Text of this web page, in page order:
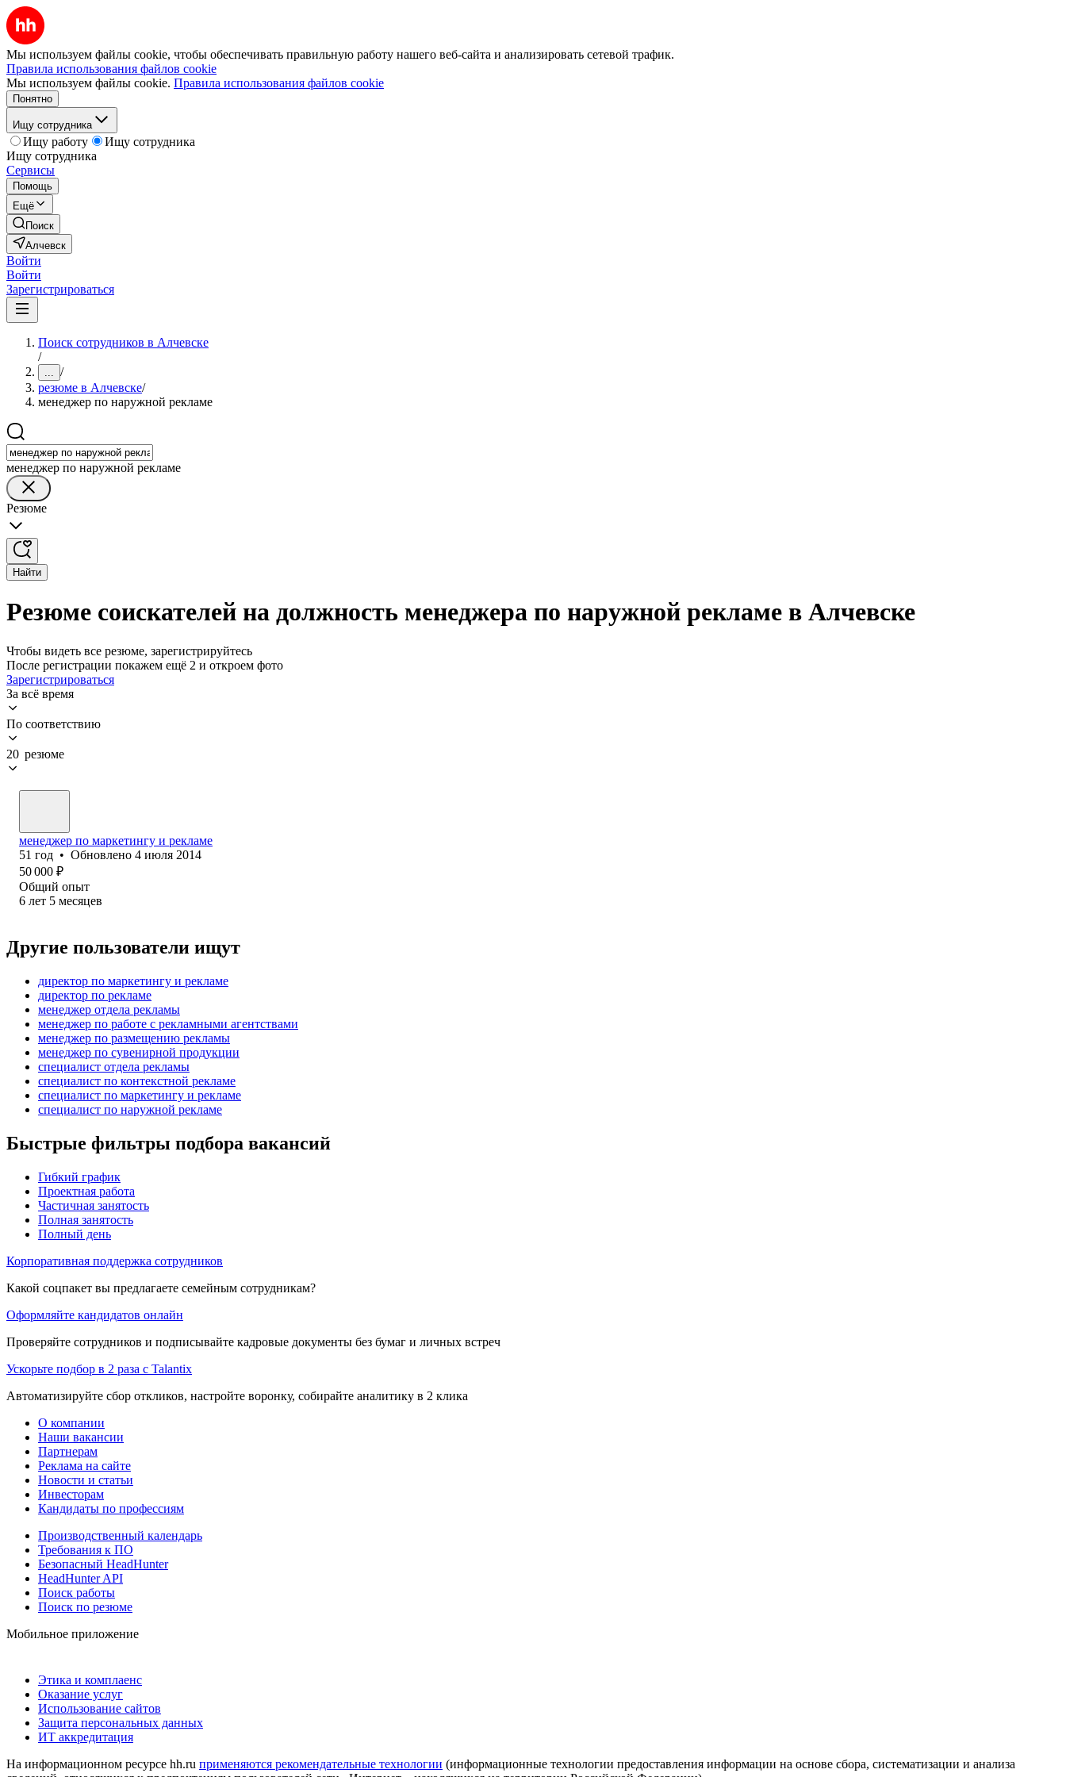
Мы используем файлы cookie, чтобы обеспечивать правильную работу нашего веб-сайта и анализировать сетевой трафик.
Правила использования файлов cookie
Мы используем файлы cookie. Правила использования файлов cookie
Понятно
Ищу сотрудника
Ищу работу
Ищу сотрудника
Ищу сотрудника
Сервисы
Помощь
Ещё
Поиск
Алчевск
Войти
Войти
Зарегистрироваться
Поиск сотрудников в Алчевске
/
... /
резюме в Алчевске/
менеджер по наружной рекламе
менеджер по наружной рекламе
Резюме
Найти
Резюме соискателей на должность менеджера по наружной рекламе в Алчевске
Чтобы видеть все резюме, зарегистрируйтесь
После регистрации покажем ещё 2 и откроем фото
Зарегистрироваться
За всё время
По соответствию
20 резюме
менеджер по маркетингу и рекламе
51 год • Обновлено 4 июля 2014
50 000 ₽
Общий опыт
6 лет 5 месяцев
Другие пользователи ищут
директор по маркетингу и рекламе
директор по рекламе
менеджер отдела рекламы
менеджер по работе с рекламными агентствами
менеджер по размещению рекламы
менеджер по сувенирной продукции
специалист отдела рекламы
специалист по контекстной рекламе
специалист по маркетингу и рекламе
специалист по наружной рекламе
Быстрые фильтры подбора вакансий
Гибкий график
Проектная работа
Частичная занятость
Полная занятость
Полный день
Корпоративная поддержка сотрудников
Какой соцпакет вы предлагаете семейным сотрудникам?
Оформляйте кандидатов онлайн
Проверяйте сотрудников и подписывайте кадровые документы без бумаг и личных встреч
Ускорьте подбор в 2 раза с Talantix
Автоматизируйте сбор откликов, настройте воронку, собирайте аналитику в 2 клика
О компании
Наши вакансии
Партнерам
Реклама на сайте
Новости и статьи
Инвесторам
Кандидаты по профессиям
Производственный календарь
Требования к ПО
Безопасный HeadHunter
HeadHunter API
Поиск работы
Поиск по резюме
Мобильное приложение
Этика и комплаенс
Оказание услуг
Использование сайтов
Защита персональных данных
ИТ аккредитация
На информационном ресурсе hh.ru применяются рекомендательные технологии (информационные технологии предоставления информации на основе сбора, систематизации и анализа